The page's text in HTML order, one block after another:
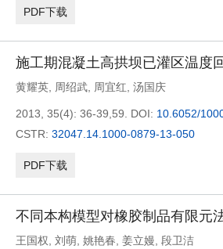
PDF下载
施工期混凝土高拱坝已灌区温度
黄耀英 周绍武 周宜红 汤国庆
2013, 35(4): 36-39,59. DOI: 10.6052/
CSTR: 32047.14.1000-0879-13-050
PDF下载
不同本构模型对橡胶制品有限元
王国权 刘萌 姚艳春 姜立嫚 段卫洁